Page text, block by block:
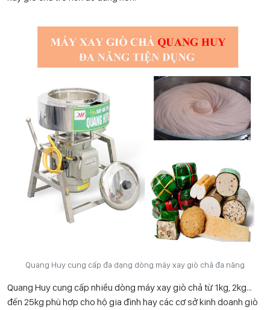
Quang Huy cung cấp đa dạng dòng máy xay giò chả đa năng
Quang Huy cung cấp nhiều dòng máy xay giò chả từ 1kg, 2kg…
đến 25kg phù hợp cho hộ gia đình hay các cơ sở kinh doanh giò